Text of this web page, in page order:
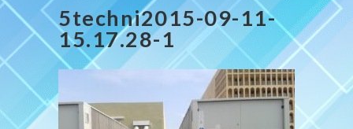
5techni2015-09-11-
15.17.28-1